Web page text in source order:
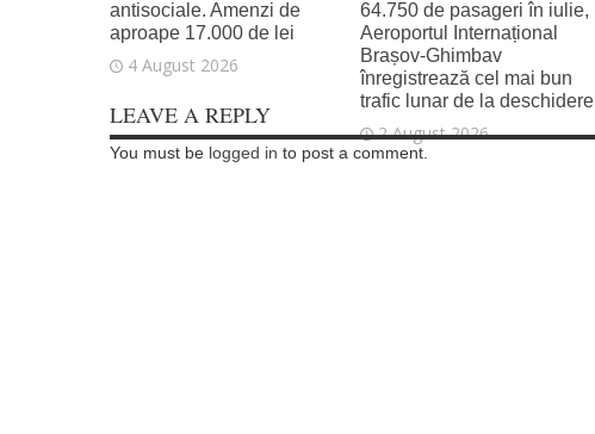
antisociale. Amenzi de
aproape 17.000 de lei
4 August 2026
64.750 de pasageri în iulie,
Aeroportul Internațional
Brașov‑Ghimbav
înregistrează cel mai bun
trafic lunar de la deschidere
2 August 2026
LEAVE A REPLY
You must be logged in to post a comment.